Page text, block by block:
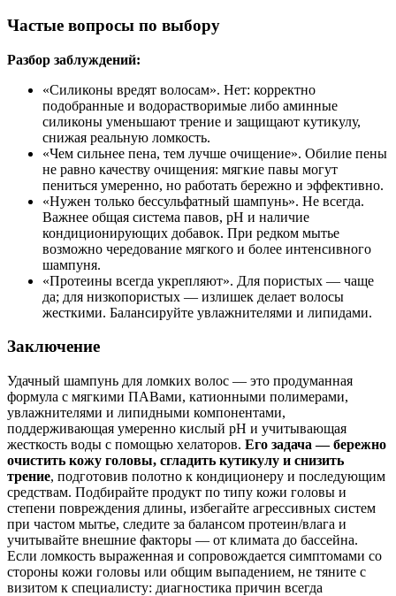
Частые вопросы по выбору
Разбор заблуждений:
«Силиконы вредят волосам». Нет: корректно
подобранные и водорастворимые либо аминные
силиконы уменьшают трение и защищают кутикулу,
снижая реальную ломкость.
«Чем сильнее пена, тем лучше очищение». Обилие пены
не равно качеству очищения: мягкие павы могут
пениться умеренно, но работать бережно и эффективно.
«Нужен только бессульфатный шампунь». Не всегда.
Важнее общая система павов, pH и наличие
кондиционирующих добавок. При редком мытье
возможно чередование мягкого и более интенсивного
шампуня.
«Протеины всегда укрепляют». Для пористых — чаще
да; для низкопористых — излишек делает волосы
жесткими. Балансируйте увлажнителями и липидами.
Заключение
Удачный шампунь для ломких волос — это продуманная
формула с мягкими ПАВами, катионными полимерами,
увлажнителями и липидными компонентами,
поддерживающая умеренно кислый pH и учитывающая
жесткость воды с помощью хелаторов. Его задача — бережно
очистить кожу головы, сгладить кутикулу и снизить
трение, подготовив полотно к кондиционеру и последующим
средствам. Подбирайте продукт по типу кожи головы и
степени повреждения длины, избегайте агрессивных систем
при частом мытье, следите за балансом протеин/влага и
учитывайте внешние факторы — от климата до бассейна.
Если ломкость выраженная и сопровождается симптомами со
стороны кожи головы или общим выпадением, не тяните с
визитом к специалисту: диагностика причин всегда